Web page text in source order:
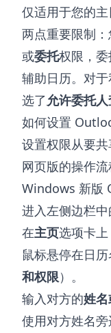
仅适用于您的主
两点重要限制
或委托权限，
辅助日历。对
选了允许委托
如何设置
设置权限从要
网页版的操作流
Windows 新版
进入左侧边栏中
在主页选项卡
鼠标悬停在日
和权限）。
输入对方的姓
使用对方姓名